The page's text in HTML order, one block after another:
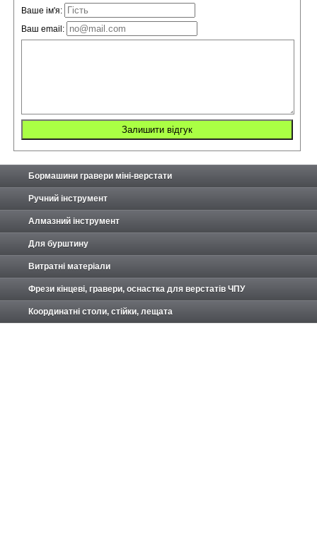
Ваше ім'я:
Ваш email:
Бормашини гравери міні-верстати
Ручний інструмент
Алмазний інструмент
Для бурштину
Витратні матеріали
Фрези кінцеві, гравери, оснастка для верстатів ЧПУ
Координатні столи, стійки, лещата